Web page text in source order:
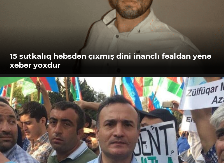
15 sutkalıq həbsdən çıxmış dini inanclı fəaldan yenə
xəbər yoxdur